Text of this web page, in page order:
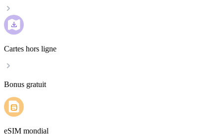
Cartes hors ligne
Bonus gratuit
eSIM mondial